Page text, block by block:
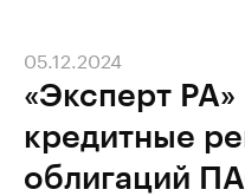
«Эксперт
кредитные
облигаций
05.12.2024